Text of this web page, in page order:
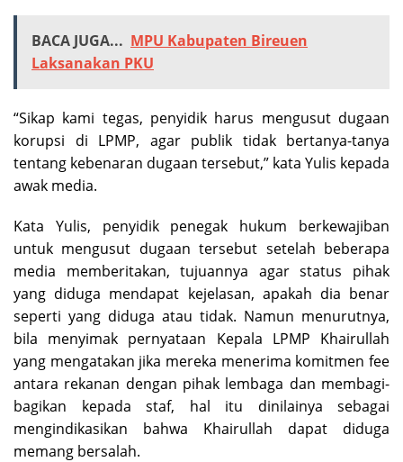
BACA JUGA... MPU Kabupaten Bireuen
Laksanakan PKU
“Sikap kami tegas, penyidik harus mengusut dugaan
korupsi di LPMP, agar publik tidak bertanya-tanya
tentang kebenaran dugaan tersebut,” kata Yulis kepada
awak media.
Kata Yulis, penyidik penegak hukum berkewajiban
untuk mengusut dugaan tersebut setelah beberapa
media memberitakan, tujuannya agar status pihak
yang diduga mendapat kejelasan, apakah dia benar
seperti yang diduga atau tidak. Namun menurutnya,
bila menyimak pernyataan Kepala LPMP Khairullah
yang mengatakan jika mereka menerima komitmen fee
antara rekanan dengan pihak lembaga dan membagi-
bagikan kepada staf, hal itu dinilainya sebagai
mengindikasikan bahwa Khairullah dapat diduga
memang bersalah.